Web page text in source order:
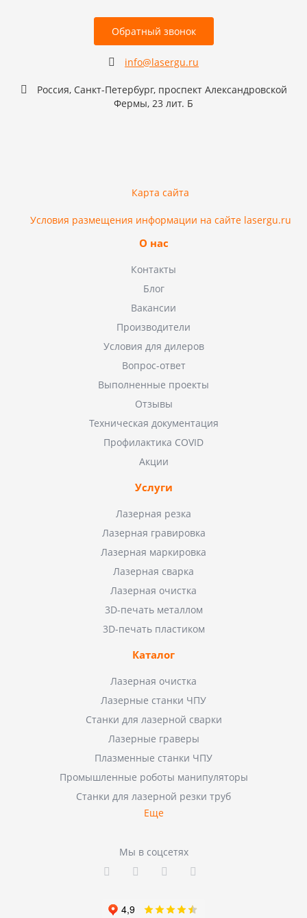
Обратный звонок
info@lasergu.ru
Россия, Санкт-Петербург, проспект Александровской
Фермы, 23 лит. Б
Карта сайта
Условия размещения информации на сайте lasergu.ru
О нас
Контакты
Блог
Вакансии
Производители
Условия для дилеров
Вопрос-ответ
Выполненные проекты
Отзывы
Техническая документация
Профилактика COVID
Акции
Услуги
Лазерная резка
Лазерная гравировка
Лазерная маркировка
Лазерная сварка
Лазерная очистка
3D-печать металлом
3D-печать пластиком
Каталог
Лазерная очистка
Лазерные станки ЧПУ
Станки для лазерной сварки
Лазерные граверы
Плазменные станки ЧПУ
Промышленные роботы манипуляторы
Станки для лазерной резки труб
Еще
Мы в соцсетях